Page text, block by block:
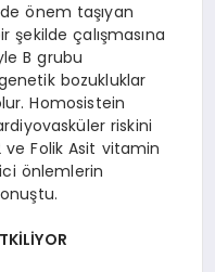
önem taşıyan
şekilde çalışmasına
B grubu
bozukluklar
Homosistein
riskini
ve Folik Asit vitamin
önlemlerin